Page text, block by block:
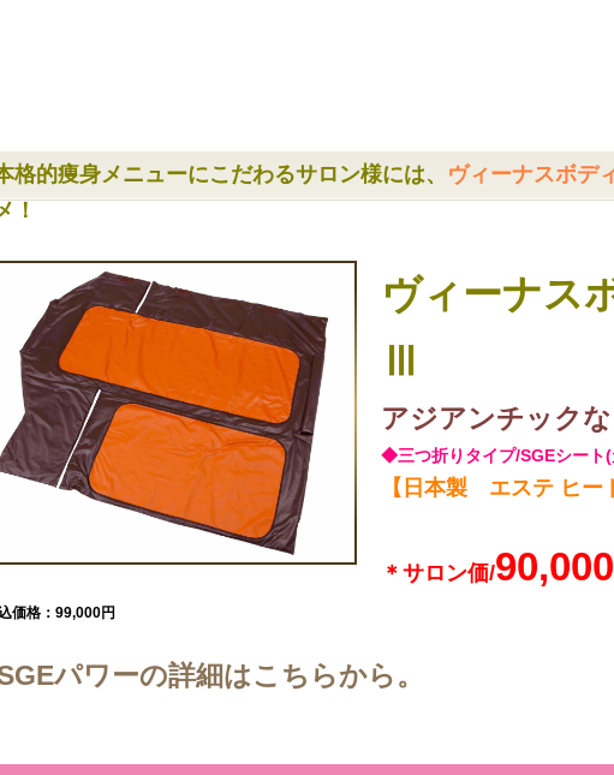
格的痩身メニューにこだわるサロン様には、 ヴィーナスボデ
！
ヴィーナス
アジアンチック
◆三つ折りタイプ/SGEシート(
【日本製 エステ ヒー
＊サロン価/90,000
価格：99,000円
パワーの詳細はこちらから。